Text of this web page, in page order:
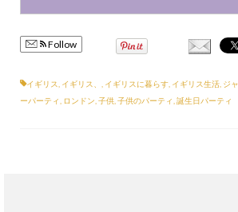
Follow
イギリス イギリス、 イギリスに暮らす イギリス生活 ジ
ーパーティ
ロンドン 子供 子供のパーティ 誕生日パーティ